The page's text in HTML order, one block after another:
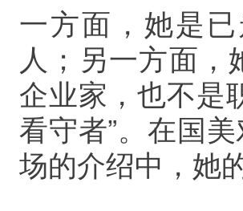
一方面，她是
人；另一方面
企业家，也不是
看守者”。在国
场的介绍中，她